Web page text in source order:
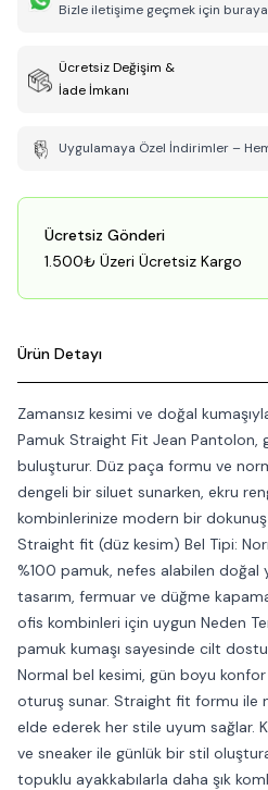
Bizle iletişime geçmek için buraya
Ücretsiz Değişim &
İade İmkanı
Uygulamaya Özel İndirimler –
Ücretsiz Gönderi
1.500₺ Üzeri Ücretsiz Kargo
Ürün Detayı
Zamansız kesimi ve doğal
Pamuk Straight Fit Jean Pantolon,
buluşturur. Düz paça formu ve
dengeli bir siluet sunarken, ekru
kombinlerinize modern bir dokunuş
Straight fit (düz kesim) Bel Tipi:
%100 pamuk, nefes alabilen doğal
tasarım, fermuar ve düğme
ofis kombinleri için uygun Neden
pamuk kumaşı sayesinde cilt
Normal bel kesimi, gün boyu
oturuş sunar. Straight fit formu ile
elde ederek her stile uyum sağlar.
ve sneaker ile günlük bir stil
topuklu ayakkabılarla daha şık